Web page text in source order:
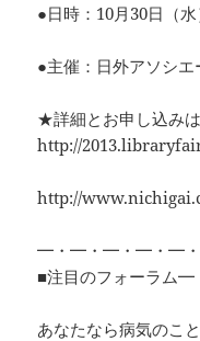
●日時：10月30日（
●主催：日外アソシエ
★詳細とお申し込み
http://
http://
━・━・━・━・━
■注目のフォーラ
あなたなら病気のこ